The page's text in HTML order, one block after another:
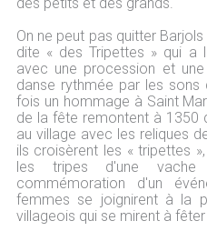
On ne peut pas quitter
dite « des Tripettes » qui a
avec une procession et
danse rythmée par les
fois un hommage à Saint
de la fête remontent à 1350
au village avec les reliques
ils croisèrent les « tripettes
les tripes d'une vache
commémoration d'un
femmes se joignirent à la
villageois qui se mirent à